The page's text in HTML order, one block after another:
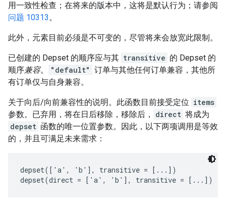
用一致性检查；在将来的版本中，这将是默认行为；请参阅
问题 10313。
此外，元素目前必须是不可变的，尽管将来会放宽此限制。
已创建的 Depset 的顺序应与其 transitive 的 Depset 的
顺序兼容。 "default" 订单与其他任何订单兼容，其他所
有订单仅与自身兼容。
关于向后/向前兼容性的说明。此函数目前接受定位 items
参数。已弃用，将在日后移除，移除后，
direct 将成为
depset 函数的唯一位置参数。因此，以下两项调用是等效
的，并且可满足未来需求：
depset(['a', 'b'], transitive = [...])